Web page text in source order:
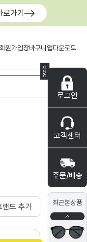
close
로그인
고객센터
주문/배송
최근본상품
로가기
회원가입장바구니 앱다운로드
랜드 추가